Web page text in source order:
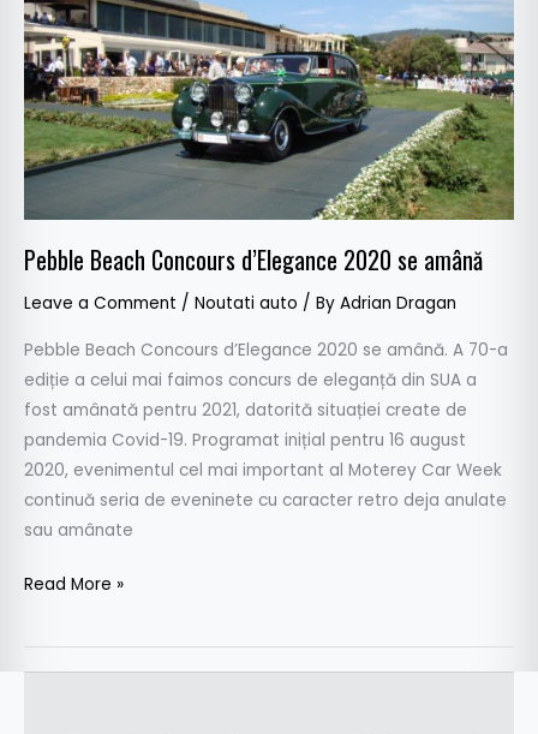
Pebble Beach Concours d’Elegance 2020 se amână
Leave a Comment / Noutati auto / By Adrian Dragan
Pebble Beach Concours d’Elegance 2020 se amână. A 70-a
ediție a celui mai faimos concurs de eleganță din SUA a
fost amânată pentru 2021, datorită situației create de
pandemia Covid-19. Programat inițial pentru 16 august
2020, evenimentul cel mai important al Moterey Car Week
continuă seria de eveninete cu caracter retro deja anulate
sau amânate
Concours
d’Elegance
2020
se
amână
Read More »